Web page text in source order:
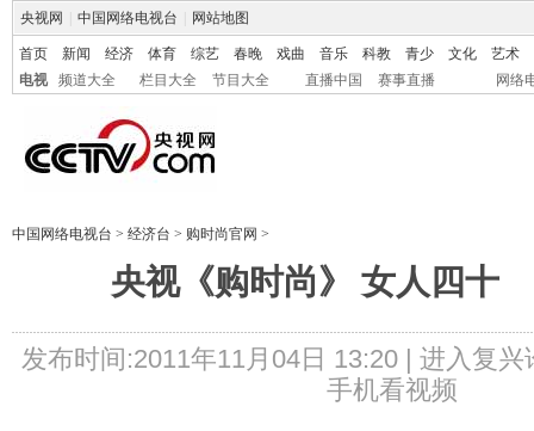
央视网 中国网络电视台 网站地图
首页 新闻 经济 体育 综艺 春晚 戏曲 音乐 科教 青少 文化
艺术
电视
频道大全 栏目大全 节目大全 直播中国 赛事直播 网络
中国网络电视台 > 经济台 > 购时尚官网 >
央视《购时尚》 女人四十
发布时间:2011年11月04日 13:20 | 进入复兴
手机看视频